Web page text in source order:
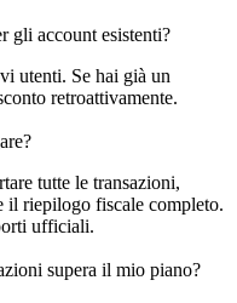
gli account esistenti?
utenti. Se hai già un
retroattivamente.
tutte le transazioni,
il riepilogo fiscale completo.
ufficiali.
supera il mio piano?